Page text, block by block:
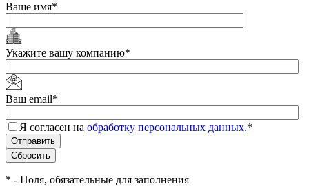
Ваше имя*
Укажите вашу компанию*
Ваш email*
Я согласен на обработку персональных данных.*
* - Поля, обязательные для заполнения